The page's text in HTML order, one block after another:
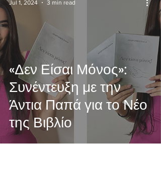
«Δεν Είσαι Μόνος»:
Συνέντευξη με την
Άντια Παπά για το Νέο
της Βιβλίο
Jul 1, 2024 3 min read